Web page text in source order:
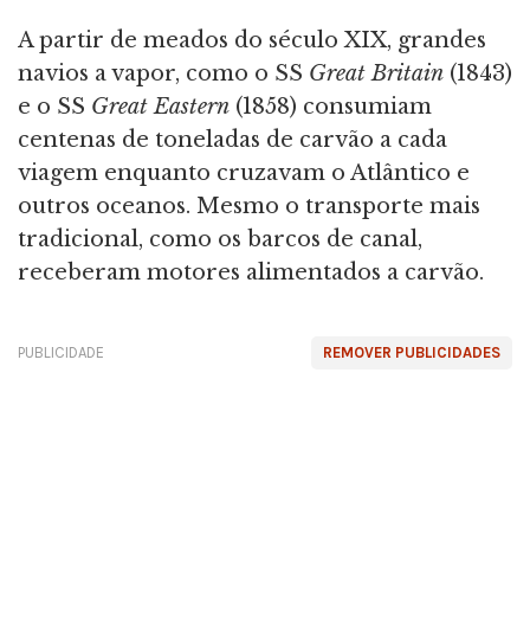
A partir de meados do século XIX, grandes
navios a vapor, como o SS Great Britain (1843)
e o SS Great Eastern (1858) consumiam
centenas de toneladas de carvão a cada
viagem enquanto cruzavam o Atlântico e
outros oceanos. Mesmo o transporte mais
tradicional, como os barcos de canal,
receberam motores alimentados a carvão.
REMOVER PUBLICIDADES
PUBLICIDADE